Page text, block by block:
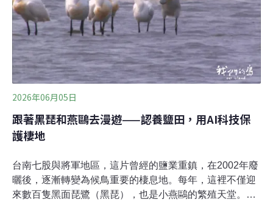
2026年06月05日
跟著黑琵和燕鷗去漫遊——認養鹽田，用AI科技保
護棲地
台南七股與將軍地區，這片曾經的鹽業重鎮，在2002年廢
曬後，逐漸轉變為候鳥重要的棲息地。每年，這裡不僅迎
來數百隻黑面琵鷺（黑琵），也是小燕鷗的繁殖天堂。這